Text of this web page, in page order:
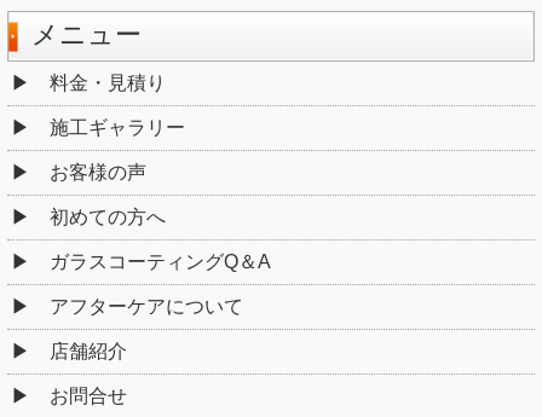
メニュー
料金・見積り
施工ギャラリー
お客様の声
初めての方へ
ガラスコーティングQ＆A
アフターケアについて
店舗紹介
お問合せ